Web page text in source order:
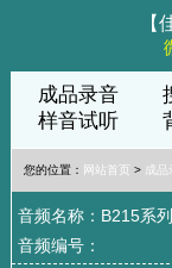
【
成品录音
样音试听
您的位置： 网站首页 > 成品
音频名称：B215系
音频编号：